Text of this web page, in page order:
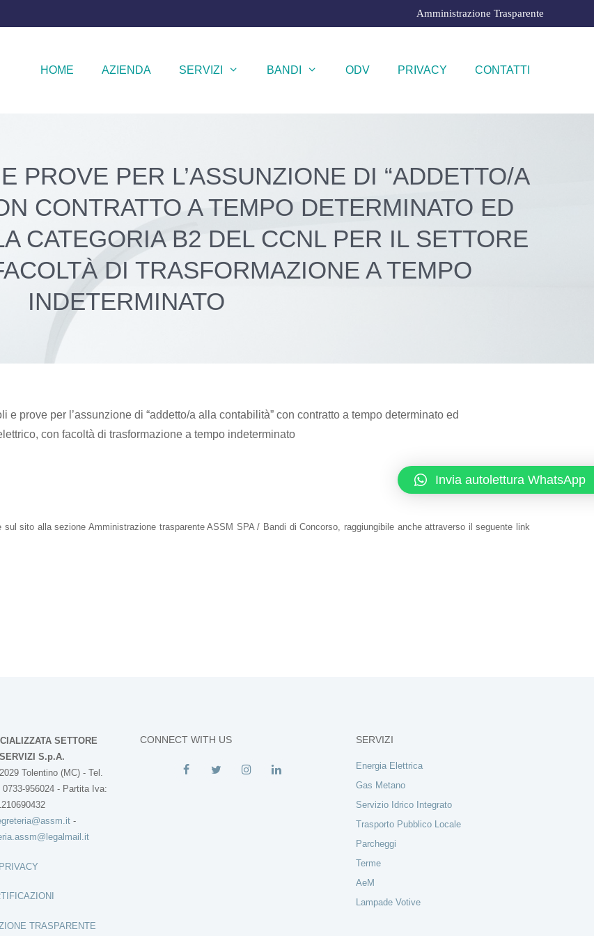
Amministrazione Trasparente
HOME AZIENDA SERVIZI BANDI ODV PRIVACY CONTATTI
PROVE PER L’ASSUNZIONE DI “ADDETTO/A
CONTRATTO A TEMPO DETERMINATO ED
CATEGORIA B2 DEL CCNL PER IL SETTORE
DI TRASFORMAZIONE A TEMPO
INDETERMINATO
e prove per l’assunzione di “addetto/a alla contabilità” con contratto a tempo determinato ed
con facoltà di trasformazione a tempo indeterminato
sito alla sezione Amministrazione trasparente ASSM SPA / Bandi di Concorso, raggiungibile anche attraverso il seguente link
SETTORE
S.p.A.
Tolentino (MC) - Tel.
956024 - Partita Iva:
-
PRIVACY
TRASPARENTE
CONNECT WITH US SERVIZI
Energia Elettrica
Gas Metano
Servizio Idrico Integrato
Trasporto Pubblico Locale
Parcheggi
Terme
AeM
Lampade Votive
Invia autolettura WhatsApp